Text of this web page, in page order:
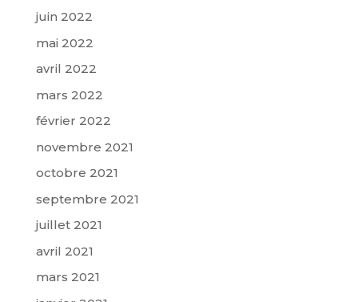
juin 2022
mai 2022
avril 2022
mars 2022
février 2022
novembre 2021
octobre 2021
septembre 2021
juillet 2021
avril 2021
mars 2021